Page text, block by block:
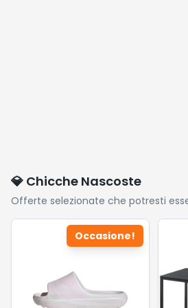
💎 Chicche Nascoste
Offerte selezionate che potresti
Occasione!